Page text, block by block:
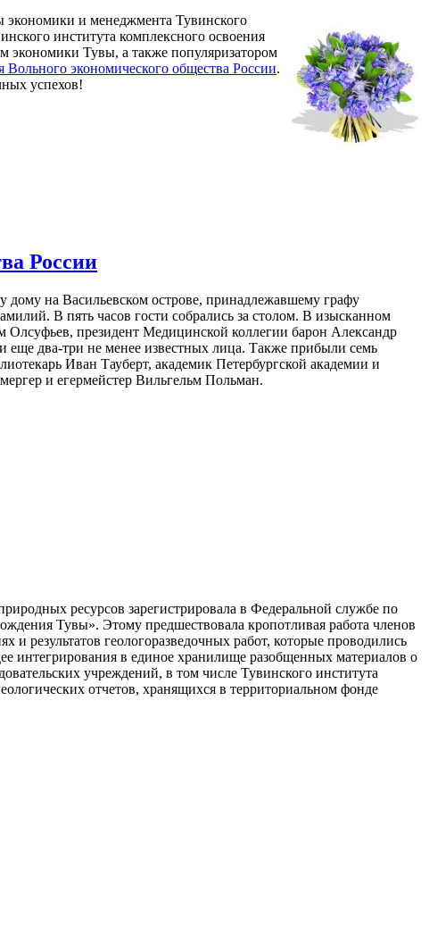
экономики и менеджмента Тувинского
института комплексного освоения
экономики Тувы, а также популяризатором
Вольного экономического общества России.
успехов!
России
на Васильевском острове, принадлежавшему графу
В пять часов гости собрались за столом. В изысканном
Олсуфьев, президент Медицинской коллегии барон Александр
два-три не менее известных лица. Также прибыли семь
Иван Тауберт, академик Петербургской академии и
и егермейстер Вильгельм Польман.
ресурсов зарегистрировала в Федеральной службе по
Тувы». Этому предшествовала кропотливая работа членов
результатов геологоразведочных работ, которые проводились
интегрирования в единое хранилище разобщенных материалов о
учреждений, в том числе Тувинского института
отчетов, хранящихся в территориальном фонде